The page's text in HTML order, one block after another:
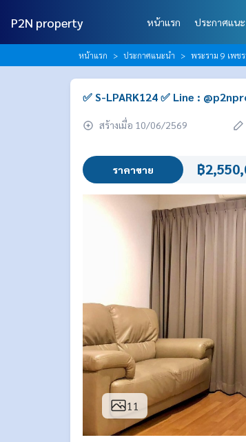
P2N property หน้าแรก ประกาศแน
หน้าแรก ประกาศแนะนำ พระราม 9 เพช
✅ S-LPARK124 ✅ Line :
สร้างเมื่อ 10/06/2569
ราคาขาย ฿
11